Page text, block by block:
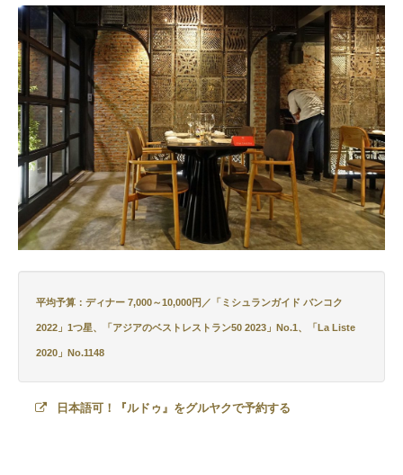
平均予算：ディナー 7,000～10,000円／「ミシュランガイド バンコク
2022」1つ星、「アジアのベストレストラン50 2023」No.1、「La Liste
2020」No.1148
日本語可！『ルドゥ』をグルヤクで予約する